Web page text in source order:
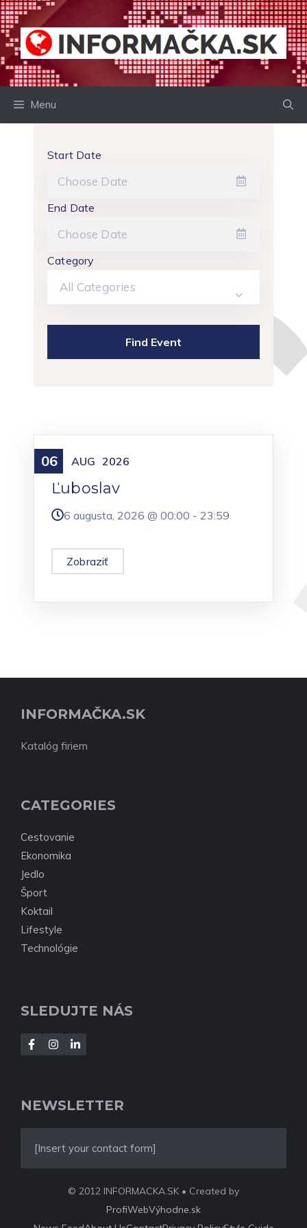
Preskočiť
na
obsah
Menu
Start Date
End Date
Category
All Categories
06 AUG 2026
Meniny
Ľuboslav
6 augusta, 2026 @ 00:00 - 23:59
Zobraziť
INFORMAČKA.SK
Katalóg firiem
CATEGORIES
Cestovanie
Ekonomika
Jedlo
Šport
Koktail
Lifestyle
Technológie
SLEDUJTE NÁS
NEWSLETTER
[Insert your contact form]
© 2012 INFORMACKA.SK • Created by
ProfiWebVýhodne.sk